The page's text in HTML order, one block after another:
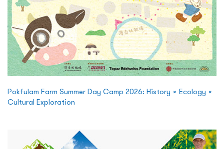
Pokfulam Farm Summer Day Camp 2026: History × Ecology ×
Cultural Exploration